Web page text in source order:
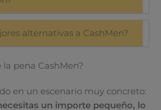
alternativas a CashMen?
pena CashMen?
en un escenario muy concreto:
un importe pequeño, lo